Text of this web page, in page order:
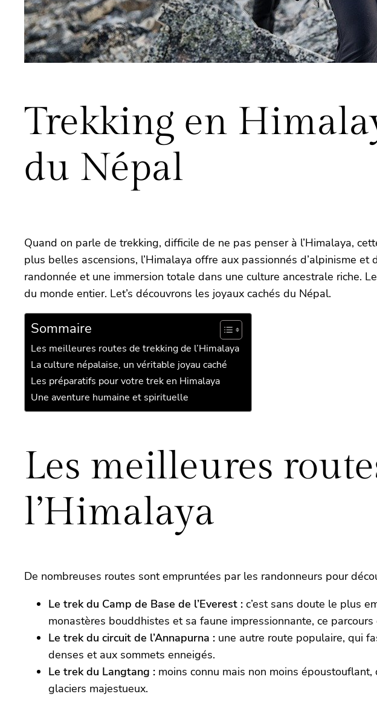
Trekking en
du Népal
Quand on parle de trekking, difficile de ne pas penser à l’Himalaya,
plus belles ascensions, l’Himalaya offre aux passionnés d’alpinisme
randonnée et une immersion totale dans une culture ancestrale riche.
du monde entier. Let’s découvrons les joyaux cachés du Népal.
Sommaire
Les meilleures routes de trekking de l’Himalaya
La culture népalaise, un véritable joyau caché
Les préparatifs pour votre trek en Himalaya
Une aventure humaine et spirituelle
Les meilleures
l’Himalaya
De nombreuses routes sont empruntées par les randonneurs pour
Le trek du Camp de Base de l’Everest : c’est sans doute le plus
monastères bouddhistes et sa faune impressionnante, ce
Le trek du circuit de l’Annapurna : une autre route populaire, qui
denses et aux sommets enneigés.
Le trek du Langtang : moins connu mais non moins
glaciers majestueux.